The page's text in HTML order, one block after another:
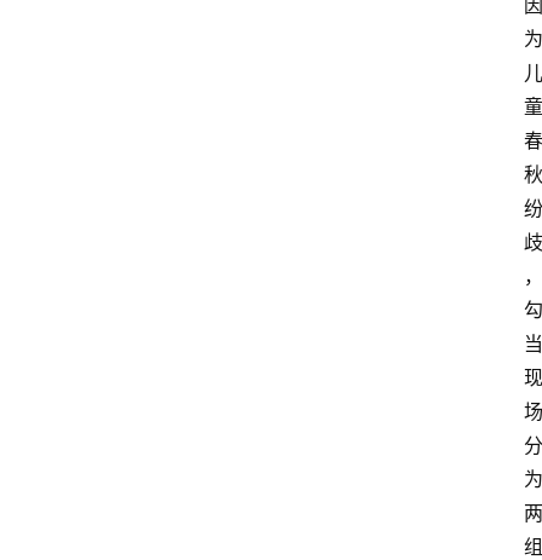
因
为
儿
童
春
秋
纷
歧
，
勾
当
现
场
分
为
两
组